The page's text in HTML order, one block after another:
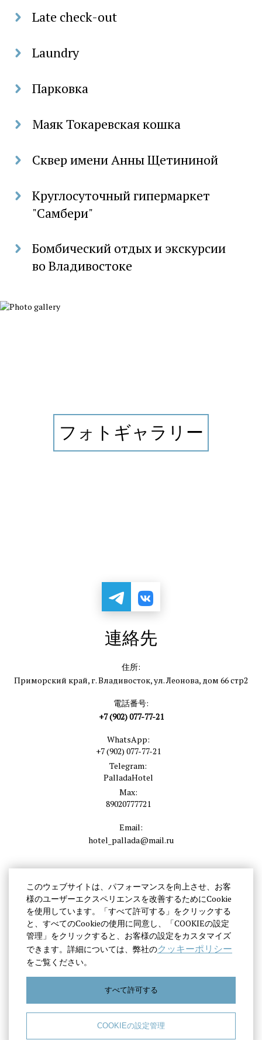
このウェブサイトは、パフォーマンスを向上させ、お客
様のユーザーエクスペリエンスを改善するためにCookie
を使用しています。「すべて許可する」をクリックする
と、すべてのCookieの使用に同意し、「COOKIEの設定
管理」をクリックすると、お客様の設定をカスタマイズ
できます。詳細については、弊社のクッキーポリシー
をご覧ください。
すべて許可する
COOKIEの設定管理
Late check-out
Laundry
Парковка
Маяк Токаревская кошка
Сквер имени Анны Щетининой
Круглосуточный гипермаркет
"Самбери"
Бомбический отдых и экскурсии
во Владивостоке
フォトギャラリー
連絡先
住所:
Приморский край, г. Владивосток, ул. Леонова, дом 66 стр2
電話番号:
+7 (902) 077-77-21
WhatsApp:
+7 (902) 077-77-21
Telegram:
PalladaHotel
Max:
89020777721
Email:
hotel_pallada@mail.ru